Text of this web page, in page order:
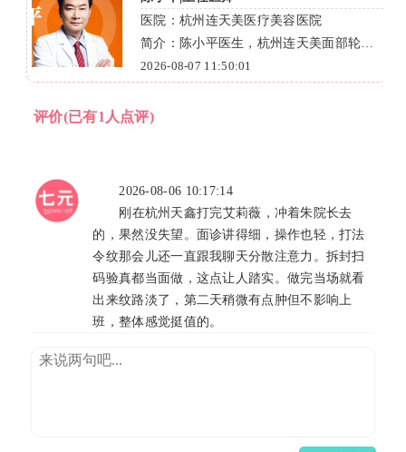
轮廓
下颌
医院：上海星媛医疗美容门诊部
简介：上海星媛医疗美容门诊部马晶波医
生，解决胸部扁平、脱发、小腿粗壮等医
2026-08-07 09:07:04
评价(已有1人点评)
2026-08-06 10:17:14
刚在杭州天鑫打完艾莉薇，冲着朱院长去
的，果然没失望。面诊讲得细，操作也轻，打法
令纹那会儿还一直跟我聊天分散注意力。拆封扫
码验真都当面做，这点让人踏实。做完当场就看
出来纹路淡了，第二天稍微有点肿但不影响上
班，整体感觉挺值的。